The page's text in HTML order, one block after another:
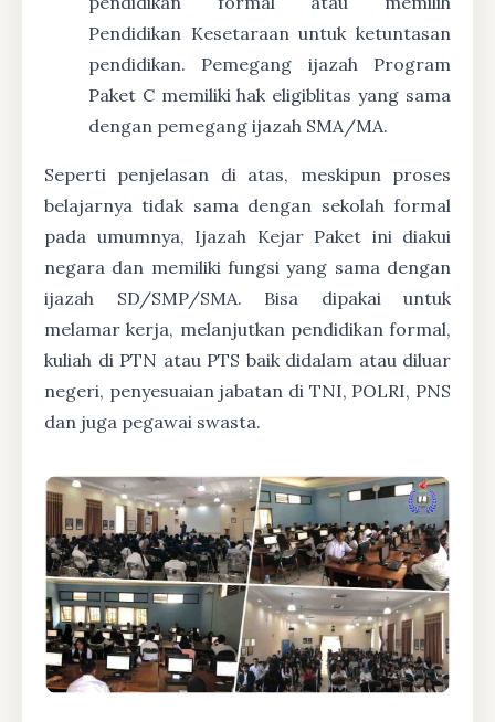
Pendidikan Kesetaraan untuk ketuntasan
pendidikan. Pemegang ijazah Program
Paket C memiliki hak eligiblitas yang sama
dengan pemegang ijazah SMA/MA.
Seperti penjelasan di atas, meskipun proses
belajarnya tidak sama dengan sekolah formal
pada umumnya, Ijazah Kejar Paket ini diakui
negara dan memiliki fungsi yang sama dengan
ijazah SD/SMP/SMA. Bisa dipakai untuk
melamar kerja, melanjutkan pendidikan formal,
kuliah di PTN atau PTS baik didalam atau diluar
negeri, penyesuaian jabatan di TNI, POLRI, PNS
dan juga pegawai swasta.